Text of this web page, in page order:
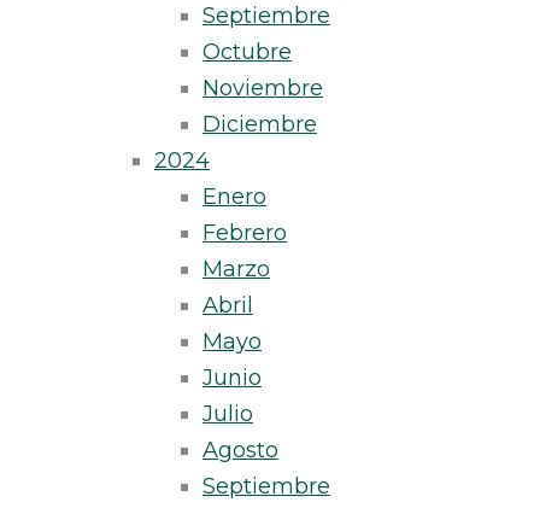
Septiembre
Octubre
Noviembre
Diciembre
2024
Enero
Febrero
Marzo
Abril
Mayo
Junio
Julio
Agosto
Septiembre